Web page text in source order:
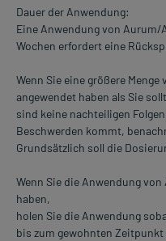
Dauer der Anwendung:
Eine Anwendung von Aurum/
Wochen erfordert eine
Wenn Sie eine größere
angewendet haben als Sie
sind keine nachteiligen
Beschwerden kommt,
Grundsätzlich soll die
Wenn Sie die Anwendung
haben,
holen Sie die Anwendung
bis zum gewohnten